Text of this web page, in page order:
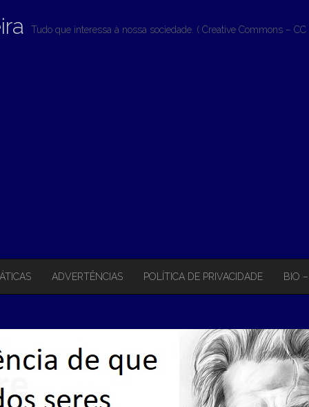
Tudo que interessa à nossa sociedade. ( Creative Commons – CC
ADVERTÊNCIAS POLÍTICA DE PRIVACIDADE BIO